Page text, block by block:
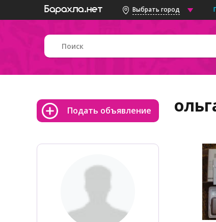
Выбрать город
Подать объявление